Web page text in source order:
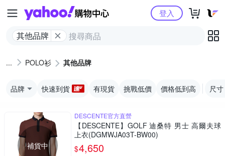
Yahoo購物中心
其他品牌
登入
POLO衫 其他品牌
品牌 快速到貨 有現貨 挑戰低價 價格低到高 尺寸
補貨中
DESCENTE官方直營
【DESCENTE】GOLF 迪桑特 男士 高爾夫球
上衣(DGMWJA03T-BW00)
$4,650